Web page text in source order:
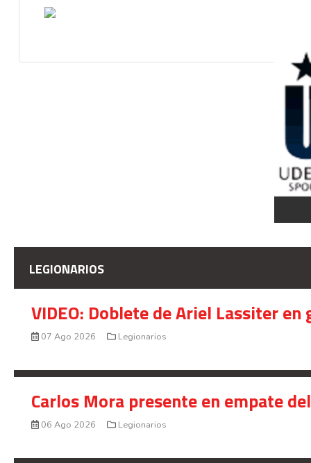
LEGIONARIOS
VIDEO: Doblete de Ariel Lassiter
07 Ago 2026 Legionarios
Carlos Mora presente en empate
06 Ago 2026 Legionarios